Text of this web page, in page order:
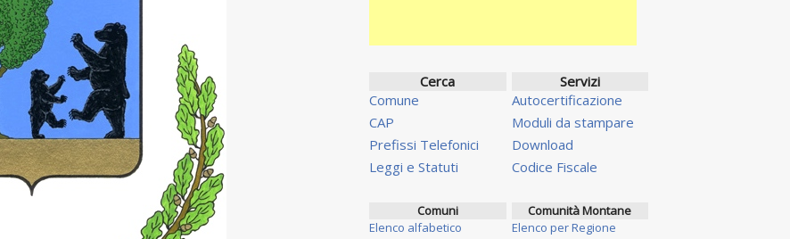
Cerca
Comune
CAP
Prefissi Telefonici
Leggi e Statuti
Servizi
Autocertificazione
Moduli da stampare
Download
Codice Fiscale
Comuni
Elenco alfabetico
Comunità Montane
Elenco per Regione